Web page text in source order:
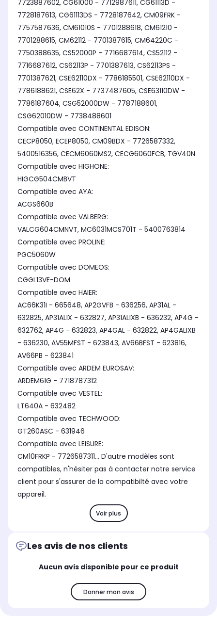
7723887602, CG61000 - 7712987611, CG61113D -
7728187613, CG61113DS - 7728187642, CM09FRK -
7757587636, CM61010S - 7701288618, CM61210 -
7701288615, CM62112 - 7701387615, CM64220C -
7750388635, CS52000P - 7716687614, CS52112 -
7716687612, CS62113P - 7701387613, CS62113PS -
7701387621, CSE62110DX - 7786185501, CSE62110DX -
7786188621, CSE62X - 7737487605, CSE63110DW -
7786187604, CSG52000DW - 7787188601,
CSG62010DW - 7738488601
Compatible avec CONTINENTAL EDISON:
CECP8050, ECEP8050, CM09BDX - 7726587332,
5400516356, CECM6060MS2, CECG6060FCB, TGV40N
Compatible avec HIGHONE:
HIGCG504CMBVT
Compatible avec AYA:
ACGS660B
Compatible avec VALBERG:
VALCG604CMNVT, MC6031MCS701T - 5400763814
Compatible avec PROLINE:
PGC5060W
Compatible avec DOMEOS:
CGGL13VE-DOM
Compatible avec HAIER:
AC66K31I - 665648, AP2GVFB - 636256, AP31AL -
632825, AP31ALIX - 632827, AP31ALIXB - 636232, AP4G -
632762, AP4G - 632823, AP4GAL - 632822, AP4GALIXB
- 636230, AV55MFST - 623843, AV66BFST - 623816,
AV66PB - 623841
Compatible avec ARDEM EUROSAV:
ARDEM61G - 7718787312
Compatible avec VESTEL:
LT640A - 632482
Compatible avec TECHWOOD:
GT260ASC - 631946
Compatible avec LEISURE:
CM10FRKP - 7726587311... D'autre modèles sont
compatibles, n'hésiter pas à contacter notre service
client pour s'assurer de la compatibilté avec votre
appareil.
Voir plus
Les avis de nos clients
Aucun avis disponible pour ce produit
Donner mon avis